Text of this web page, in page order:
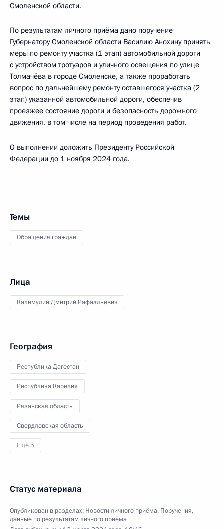
Смоленской области.
По результатам личного приёма дано поручение
Губернатору Смоленской области Василию Анохину принять
меры по ремонту участка (1 этап) автомобильной дороги
с устройством тротуаров и уличного освещения по улице
Толмачёва в городе Смоленске, а также проработать
вопрос по дальнейшему ремонту оставшегося участка (2
этап) указанной автомобильной дороги, обеспечив
проезжее состояние дороги и безопасность дорожного
движения, в том числе на период проведения работ.
О выполнении доложить Президенту Российской
Федерации до 1 ноября 2024 года.
Темы
Обращения граждан
Лица
Калимулин Дмитрий Рафаэльевич
География
Республика Дагестан
Республика Карелия
Рязанская область
Свердловская область
Ещё 5
Статус материала
Опубликован в разделах: Новости личного приёма, Поручения,
данные по результатам личного приёма